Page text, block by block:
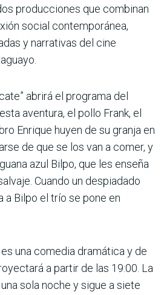
producciones que combinan
social contemporánea,
y narrativas del cine
abrirá el programa del
aventura, el pollo Frank, el
Enrique huyen de su granja en
de que se los van a comer, y
azul Bilpo, que les enseña
Cuando un despiadado
Bilpo el trío se pone en
es una comedia dramática y de
a partir de las 19:00. La
sola noche y sigue a siete